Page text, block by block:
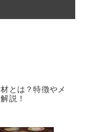
とは？特徴やメ
説！